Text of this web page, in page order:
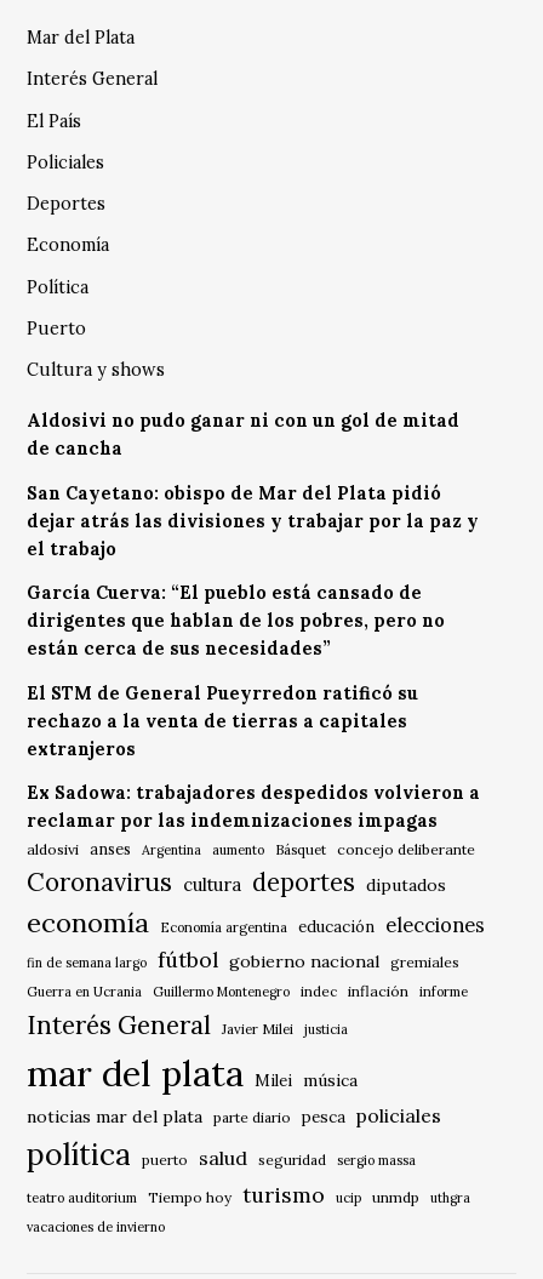
Mar del Plata
Interés General
El País
Policiales
Deportes
Economía
Política
Puerto
Cultura y shows
Aldosivi no pudo ganar ni con un gol de mitad
de cancha
San Cayetano: obispo de Mar del Plata pidió
dejar atrás las divisiones y trabajar por la paz y
el trabajo
García Cuerva: “El pueblo está cansado de
dirigentes que hablan de los pobres, pero no
están cerca de sus necesidades”
El STM de General Pueyrredon ratificó su
rechazo a la venta de tierras a capitales
extranjeros
Ex Sadowa: trabajadores despedidos volvieron a
reclamar por las indemnizaciones impagas
aldosivi anses Argentina aumento Básquet concejo deliberante
Coronavirus cultura deportes diputados
economía Economía argentina educación elecciones
fin de semana largo fútbol gobierno nacional gremiales
Guerra en Ucrania Guillermo Montenegro indec inflación informe
Interés General Javier Milei justicia
mar del plata Milei música
noticias mar del plata
parte diario pesca policiales
política puerto salud seguridad sergio massa
teatro auditorium Tiempo hoy turismo ucip unmdp
uthgra
vacaciones de invierno